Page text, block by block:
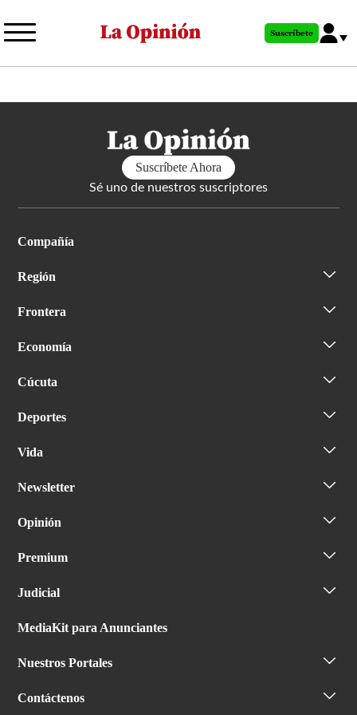
al
principal
Suscríbete
Suscríbete Ahora
Sé uno de nuestros suscriptores
Compañía
Región
Frontera
Economía
Cúcuta
Deportes
Vida
Newsletter
Opinión
Premium
Judicial
MediaKit para Anunciantes
Nuestros Portales
Contáctenos